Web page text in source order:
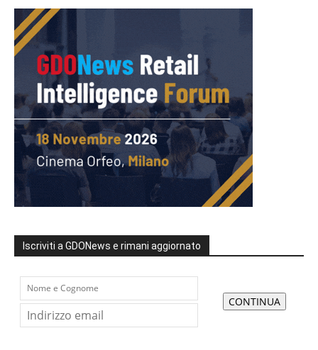
Iscriviti a GDONews e rimani aggiornato